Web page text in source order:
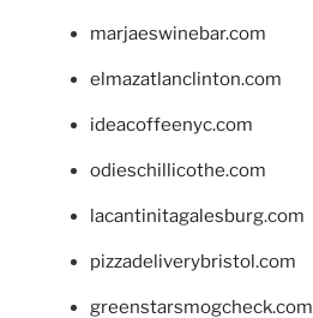
marjaeswinebar.com
elmazatlanclinton.com
ideacoffeenyc.com
odieschillicothe.com
lacantinitagalesburg.com
pizzadeliverybristol.com
greenstarsmogcheck.com